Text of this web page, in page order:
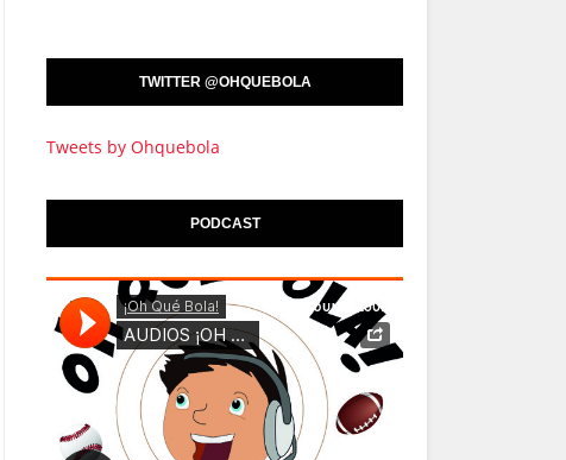
TWITTER @OHQUEBOLA
Tweets by Ohquebola
PODCAST